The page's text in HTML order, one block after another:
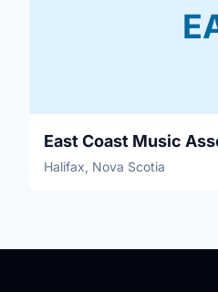
East Coast Music
Halifax, Nova Scotia